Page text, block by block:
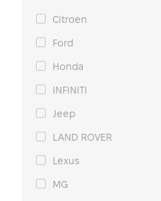
Citroen
Ford
Honda
INFINITI
Jeep
LAND ROVER
Lexus
MG